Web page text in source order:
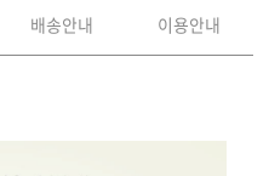
배송안내 이용안내